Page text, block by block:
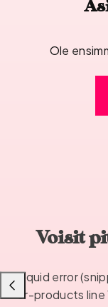
Ole
Voisit
Liquid error
or-products line
Liu'uta
vasemmalle